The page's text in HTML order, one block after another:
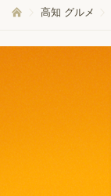
高知 グルメ